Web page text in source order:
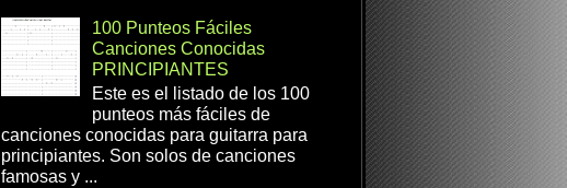
100 Punteos Fáciles
Canciones Conocidas
PRINCIPIANTES
Este es el listado de los 100
punteos más fáciles de
canciones conocidas para guitarra para
principiantes. Son solos de canciones
famosas y ...